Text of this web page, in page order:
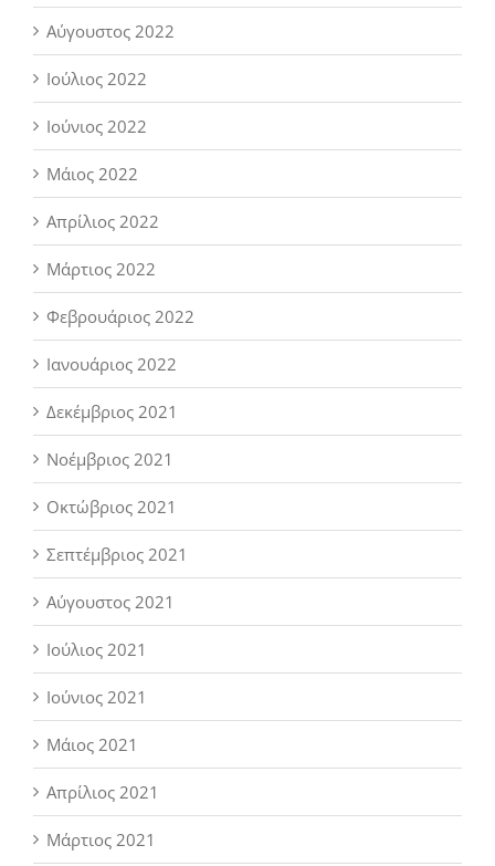
Αύγουστος 2022
Ιούλιος 2022
Ιούνιος 2022
Μάιος 2022
Απρίλιος 2022
Μάρτιος 2022
Φεβρουάριος 2022
Ιανουάριος 2022
Δεκέμβριος 2021
Νοέμβριος 2021
Οκτώβριος 2021
Σεπτέμβριος 2021
Αύγουστος 2021
Ιούλιος 2021
Ιούνιος 2021
Μάιος 2021
Απρίλιος 2021
Μάρτιος 2021